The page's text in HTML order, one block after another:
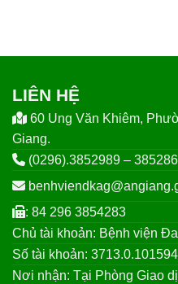
LIÊN HỆ
60 Ung Văn Khiêm,
Giang.
(0296).3852989 –
: 84 296 3854283
Chủ tài khoản: Bệnh viện
Số tài khoản:
Nơi nhận: Tại Phòng Giao